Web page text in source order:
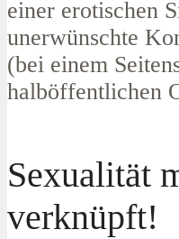
einer erotischen
unerwünschte
(bei einem
halböffentlichen
Sexualität
verknüpft!